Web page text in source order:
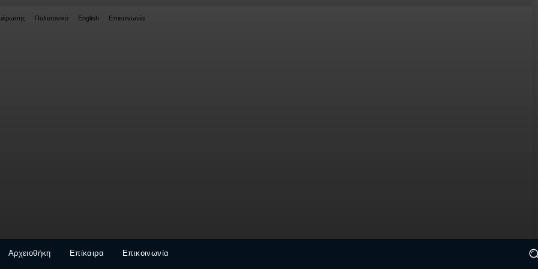
Πολυτονικό English Επικοινωνία
Αρχειοθήκη Επίκαιρα Επικοινωνία